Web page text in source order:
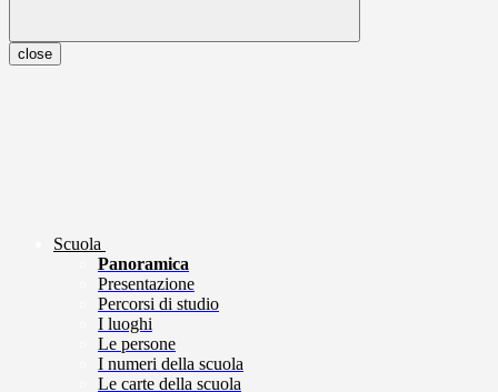
close
Scuola
Panoramica
Presentazione
Percorsi di studio
I luoghi
Le persone
I numeri della scuola
Le carte della scuola